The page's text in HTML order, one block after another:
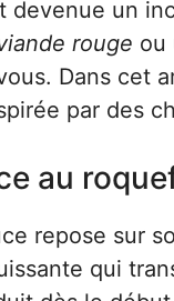
devenue un
rouge ou
Dans cet
par des
au
repose sur
qui